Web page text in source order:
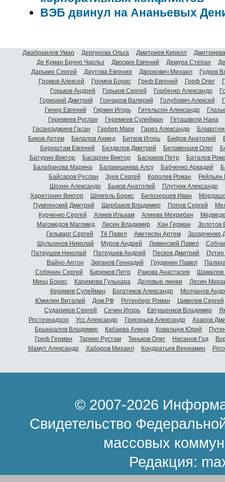
ВЭБ двинул на Ананьевых
Джабраилов Умар Дергунова Ольга Дмитриев Кирилл
Де Куман Бруно Чарльз
Двоскин Евгений Демура Степан
Дарькин Сергей
Даутова Евгения Дворкович Михаил
Гудков
Громов Алексей
Громов Борис Греф Евгений Греф Олег
Горьков Андрей
Горьков Сергей Горбенко Александр
Горицкий Дмитрий
Гончаров Валерий Голубович Алексей
Гинер Евгений
Гиркин Игорь Гительсон Александр
Геремеев Руслан
Геремеев Сулейман
Геташвили Нана
Гасангаджиев Гасан
Гарбер Марк Гарез Александр
Биков Артем
Билалов Ахмед Битков Игорь Бифов Анатолий
Бернштам Евгений
Безделов Дмитрий Белавенцев Олег
Батурин Виктор
Басаргин Виктор Баскаков Петр
Баталов
Балабанова Марина
Балакишиева Алсу Бабченко Аркадий
Байсаров Руслан
Зуев Сергей Королев Роман
Шохин Александр
Быков Анатолий Плутник Александр
Харитонин Виктор
Шпигель Борис Белозерцев Иван
Пумпянский Дмитрий
Щербаков Владимир Попов Сергей
Курченко Сергей
Алиев Ильхам Алиева Мехрибан
Магомедов Магомед
Лисин Владимир Хан Герман
Золотов
Гильварг Сергей
Тё Павел Аветисян Артем
Захарченко
Шульгинов Николай
Муров Андрей Ливинский Павел
Патрушев Николай
Патрушев Андрей Песков Дмитрий
Вайно Антон
Зюганов Геннадий Грудинин Павел
Собянин Сергей
Бирюков Петр Ракова Анастасия
Шамалов
Минц Борис
Каримова Гульнара Деловые линии
Лесин
Керимов Сулейман
Богатиков Александр
Молчанов
Южилин Виталий
Дом.РФ Ротенберг Роман
Цивилев Сергей
Судариков Сергей
Сечин Игорь Евтушенков Владимир
Ростехнадзор
Усс Александр Григорьев Александр
Азаров
Брынцалов Владимир
Кабаева Алина Ковальчук Юрий
Греф Герман
Тарико Рустам Тиньков Олег Нисанов Год
Мамут Александр
Хабаров Михаил Кондратьев Вениамин
© 2007-2026
Свидетельство
массовых
Редакция: